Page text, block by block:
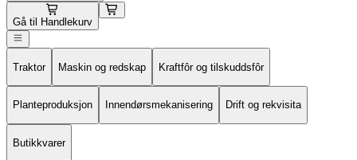
Gå til Handlekurv
Traktor Maskin og redskap Kraftfôr og tilskuddsfôr
Planteproduksjon Innendørsmekanisering Drift og rekvisita
Butikkvarer